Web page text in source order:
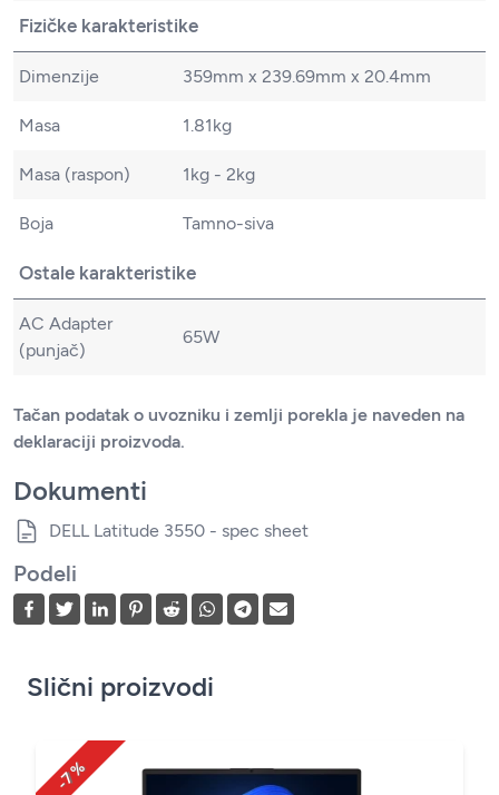
Fizičke karakteristike
Dimenzije 359mm x 239.69mm x 20.4mm
Masa 1.81kg
Masa (raspon) 1kg - 2kg
Boja Tamno-siva
Ostale karakteristike
AC Adapter
(punjač)
65W
Tačan podatak o uvozniku i zemlji porekla je naveden na
deklaraciji proizvoda.
Dokumenti
DELL Latitude 3550 - spec sheet
Podeli
Slični proizvodi
-7 %